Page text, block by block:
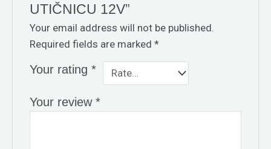
UTIČNICU 12V”
Your email address will not be published.
Required fields are marked*
Your rating*
Your review*